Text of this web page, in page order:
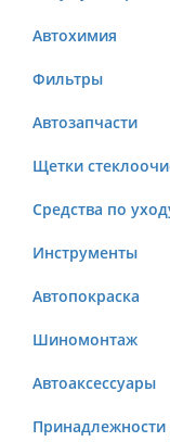
Автохимия
Фильтры
Автозапчасти
Щетки
Средства по
Инструменты
Автопокраска
Шиномонтаж
Автоаксессуары
Принадлежности